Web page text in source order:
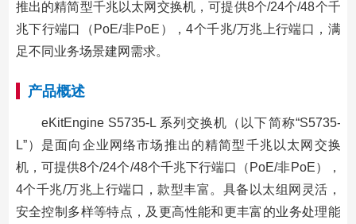
推出的精简型千兆以太网交换机，可提供8个/24个/48个千
兆下行端口（PoE/非PoE），4个千兆/万兆上行端口，满
足不同业务场景建网需求。
产品概述
eKitEngine S5735-L 系列交换机（以下简称“S5735-
L”）是面向企业网络市场推出的精简型千兆以太网交换
机，可提供8个/24个/48个千兆下行端口（PoE/非PoE），
4个千兆/万兆上行端口，款型丰富。具备以太组网灵活，
安全控制多样等特点，及更高性能和更丰富的业务处理能